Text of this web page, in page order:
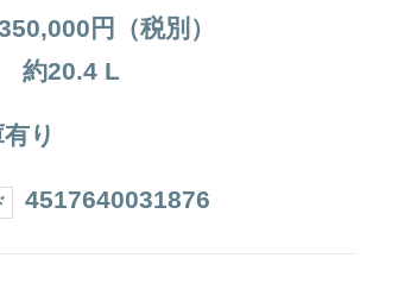
円（税別）
約20.4 L
り
4517640031876